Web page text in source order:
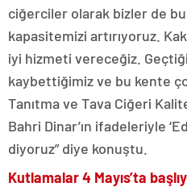
ciğerciler olarak bizler de
kapasitemizi artırıyoruz.
iyi hizmeti vereceğiz.
kaybettiğimiz ve bu kente
Tanıtma ve Tava Ciğeri
Bahri Dinar’ın ifadeleriyle
diyoruz” diye konuştu.
Kutlamalar 4 Mayıs’ta